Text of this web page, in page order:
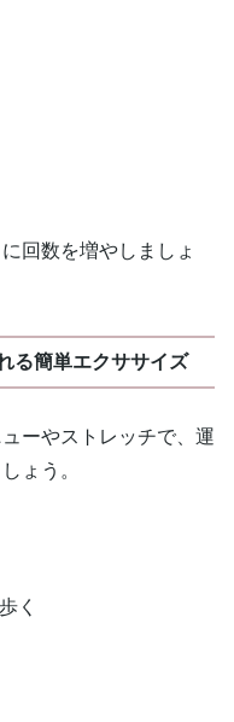
回数を増やしましょ
る簡単エクササイズ
ーやストレッチで、運
ょう。
く